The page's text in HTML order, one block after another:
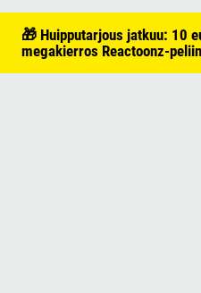
🎁 Huipputarjous jatkuu: 10
megakierros Reactoonz-